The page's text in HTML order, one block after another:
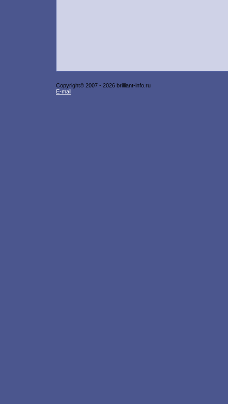
Copyright© 2007 - 2026 brilliant-info.ru
E-mail